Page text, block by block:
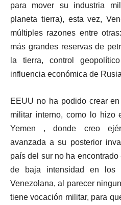
para mover su industria
planeta tierra), esta vez,
múltiples razones entre
más grandes reservas de
la tierra, control
influencia económica de
EEUU no ha podido crear
militar interno, como lo hizo
Yemen , donde creo
avanzada a su posterior
país del sur no ha
de baja intensidad en los
Venezolana, al parecer
tiene vocación militar, para